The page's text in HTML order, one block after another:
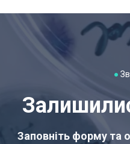
●
Заповніть форму та